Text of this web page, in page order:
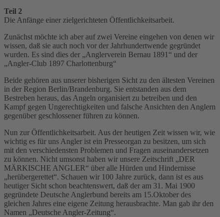
Teil 2
Die Anfänge einer zielgerichteten Öffentlichkeitsarbeit.
Zunächst möchte ich aber auf zwei Vereine eingehen von denen wir
wissen, daß sie auch noch vor der Jahrhundertwende gegründet
wurden. Es sind dies der „Anglerverein Bernau 1891“ und der
„Angler-Club 1897 Charlottenburg“
Beide gehören aus unserer bisherigen Sicht zu den ältesten Vereinen
in der Region Berlin/Brandenburg. Sie entstanden aus dem
Bestreben heraus, das Angeln organisiert zu betreiben und den
Kampf gegen Ungerechtigkeiten und falsche Ansichten den Anglern
gegenüber geschlossener führen zu können.
Nun zur Öffentlichkeitsarbeit. Aus der heutigen Zeit wissen wir, wie
wichtig es für uns Angler ist ein Presseorgan zu besitzen, um sich
mit den verschiedensten Problemen und Fragen auseinandersetzen
zu können. Nicht umsonst haben wir unsere Zeitschrift „DER
MÄRKISCHE ANGLER“ über alle Hürden und Hindernisse
„herübergerettet“. Schauen wir 100 Jahre zurück, dann ist es aus
heutiger Sicht schon beachtenswert, daß der am 31. Mai 1900
gegründete Deutsche Anglerbund bereits am 15.Oktober des
gleichen Jahres eine eigene Zeitung herausbrachte. Man gab ihr den
Namen „Deutsche Angler-Zeitung“.